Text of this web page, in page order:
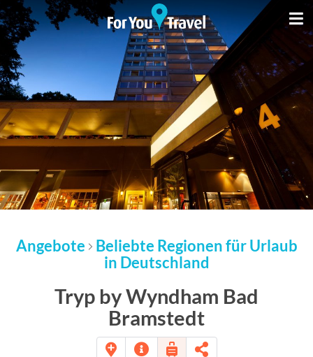
Angebote
Beliebte Regionen für Urlaub
in Deutschland
Tryp by Wyndham Bad
Bramstedt